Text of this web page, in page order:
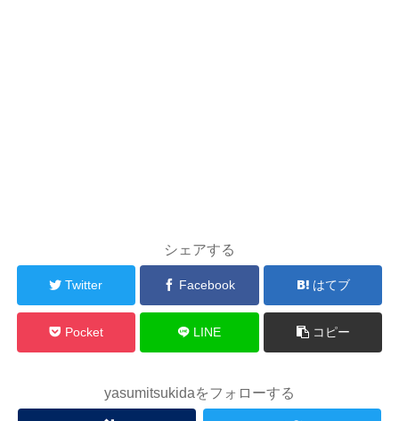
シェアする
Twitter Facebook はてブ
Pocket LINE コピー
yasumitsukidaをフォローする